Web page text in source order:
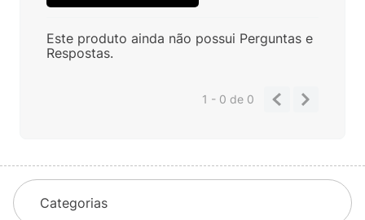
Este produto ainda não possui Perguntas e
Respostas.
1 - 0de 0
Categorias